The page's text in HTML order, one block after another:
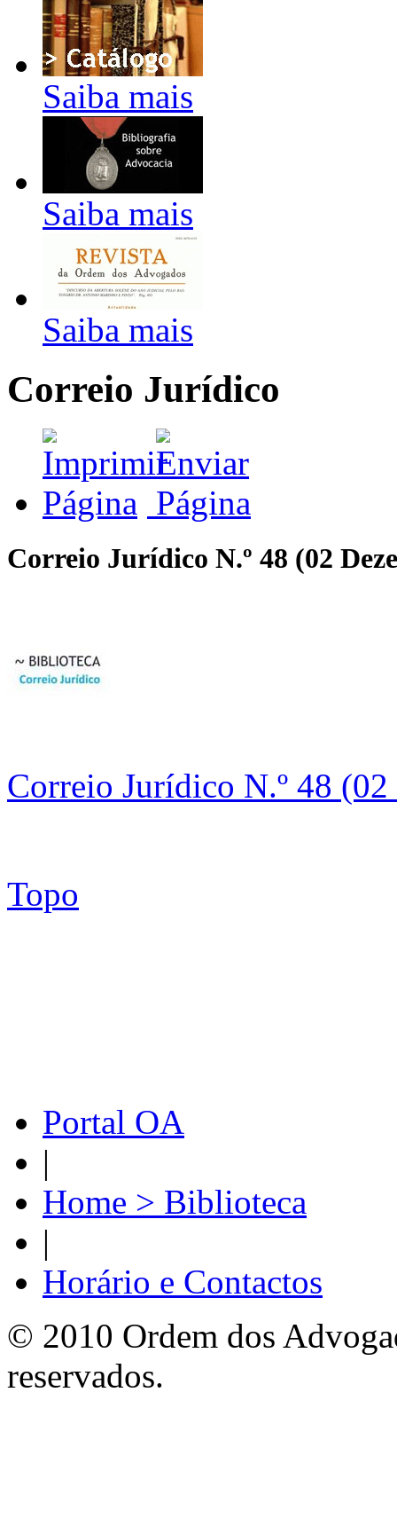
Saiba mais
Saiba mais
Saiba mais
Correio Jurídico
Correio Jurídico N.º 48 (02
Correio Jurídico N.º 48
Topo
Portal OA
|
Home > Biblioteca
|
Horário e Contactos
© 2010 Ordem dos
reservados.